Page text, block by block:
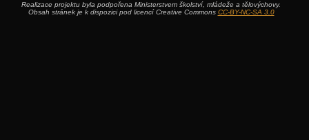
Realizace projektu byla podpořena Ministerstvem školství, mládeže a tělovýchovy.
Obsah stránek je k dispozici pod licencí Creative Commons CC-BY-NC-SA 3.0